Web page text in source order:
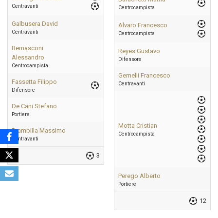
Centravanti
Galbusera David
Centravanti
Bernasconi
Alessandro
Centrocampista
Fassetta Filippo
Difensore
De Cani Stefano
Portiere
Brambilla Massimo
Centravanti
3
Centrocampista
Alvaro Francesco
Centrocampista
Reyes Gustavo
Difensore
Gemelli Francesco
Centravanti
Motta Cristian
Centrocampista
Perego Alberto
Portiere
12